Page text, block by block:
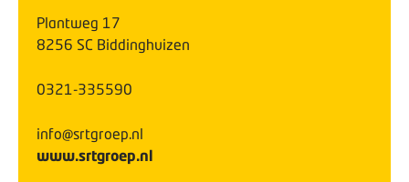
Plantweg 17
8256 SC Biddinghuizen
0321-335590
info@srtgroep.nl
www.srtgroep.nl